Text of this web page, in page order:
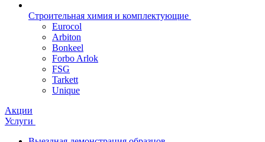
Строительная химия и комплектующие
Eurocol
Arbiton
Bonkeel
Forbo Arlok
FSG
Tarkett
Unique
Акции
Услуги